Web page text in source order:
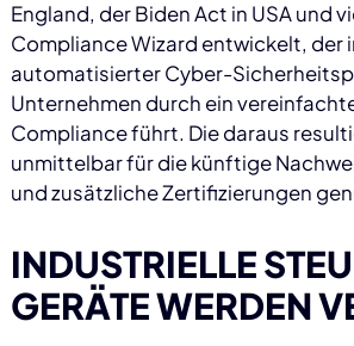
England, der Biden Act in USA und
Compliance Wizard entwickelt, der
automatisierter Cyber-
Unternehmen durch ein
Compliance führt. Die daraus
unmittelbar für die künftige
und zusätzliche Zertifizierungen
INDUSTRIELLE
GERÄTE WERDEN